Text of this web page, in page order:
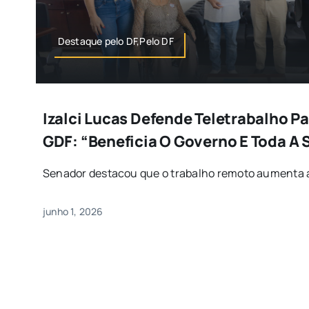
Destaque pelo DF,Pelo DF
Izalci Lucas Defende Teletrabalho
GDF: “Beneficia O Governo E Toda A
Senador destacou que o trabalho remoto aumenta
junho 1, 2026